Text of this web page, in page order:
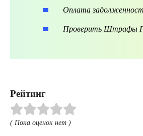
Оплата
Проверить Штрафы
Рейтинг
( Пока оценок нет )